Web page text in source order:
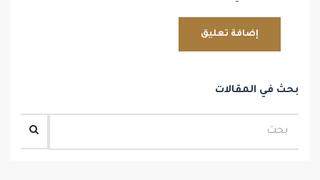
بحث في المقالات